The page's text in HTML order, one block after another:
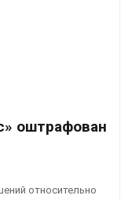
оштрафован
относительно